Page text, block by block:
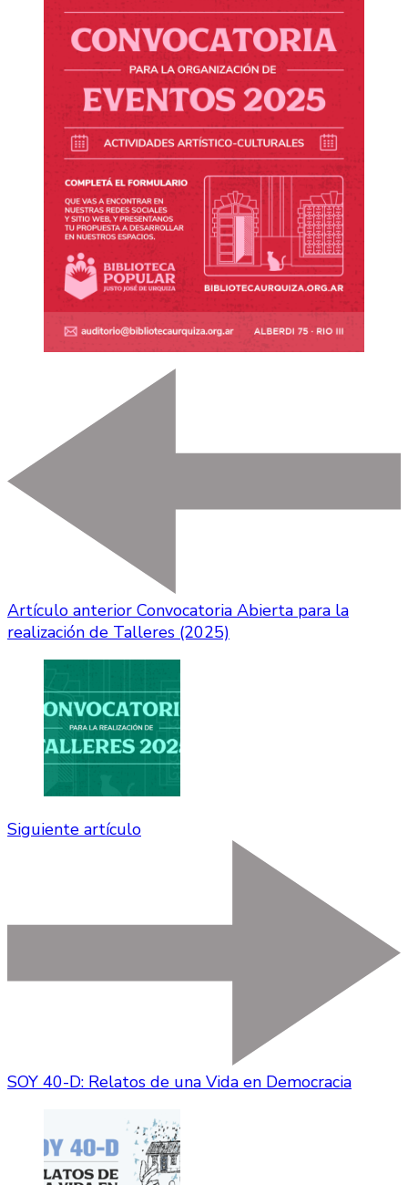
Artículo anterior Convocatoria Abierta para la
realización de Talleres (2025)
Siguiente artículo
SOY 40-D: Relatos de una Vida en Democracia